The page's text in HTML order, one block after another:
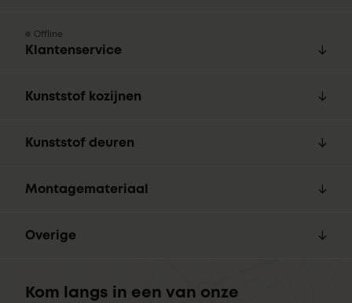
Offline
Klantenservice
Kunststof kozijnen
Kunststof deuren
Montagemateriaal
Overige
Kom langs in een van onze